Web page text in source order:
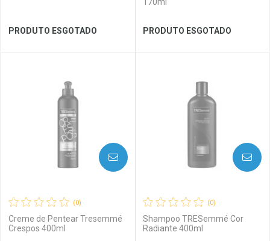
Ver Desconto Convênio Ver Desconto Convênio
PRODUTO ESGOTADO
Laboratório
Por Menos
PRODUTO ESGOTADO
Laboratório
Por Menos
(0)
Creme de Pentear Tresemmé
Crespos 400ml
AVISE-ME
(0)
Shampoo TRESemmé Cor
Radiante 400ml
AVISE-ME